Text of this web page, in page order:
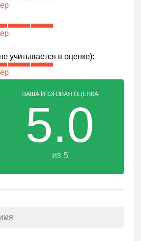
учитывается в оценке):
ВАША ИТОГОВАЯ ОЦЕНКА
5.0
из 5